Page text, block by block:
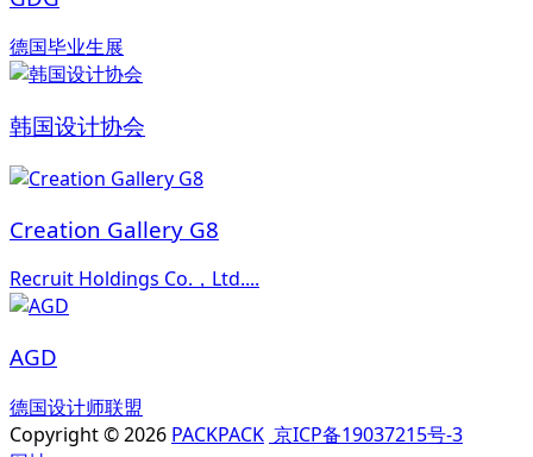
德国毕业生展
韩国设计协会
Creation Gallery G8
Recruit Holdings Co.，Ltd....
AGD
德国设计师联盟
Copyright © 2026 PACKPACK 京ICP备19037215号-3